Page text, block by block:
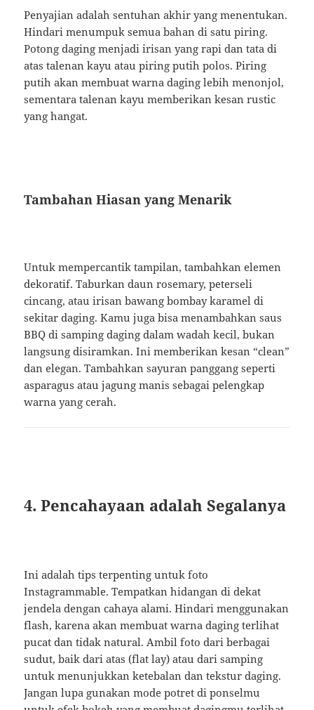
Penyajian adalah sentuhan akhir yang menentukan.
Hindari menumpuk semua bahan di satu piring.
Potong daging menjadi irisan yang rapi dan tata di
atas talenan kayu atau piring putih polos. Piring
putih akan membuat warna daging lebih menonjol,
sementara talenan kayu memberikan kesan rustic
yang hangat.
Tambahan Hiasan yang Menarik
Untuk mempercantik tampilan, tambahkan elemen
dekoratif. Taburkan daun rosemary, peterseli
cincang, atau irisan bawang bombay karamel di
sekitar daging. Kamu juga bisa menambahkan saus
BBQ di samping daging dalam wadah kecil, bukan
langsung disiramkan. Ini memberikan kesan “clean”
dan elegan. Tambahkan sayuran panggang seperti
asparagus atau jagung manis sebagai pelengkap
warna yang cerah.
4. Pencahayaan adalah Segalanya
Ini adalah tips terpenting untuk foto
Instagrammable. Tempatkan hidangan di dekat
jendela dengan cahaya alami. Hindari menggunakan
flash, karena akan membuat warna daging terlihat
pucat dan tidak natural. Ambil foto dari berbagai
sudut, baik dari atas (flat lay) atau dari samping
untuk menunjukkan ketebalan dan tekstur daging.
Jangan lupa gunakan mode potret di ponselmu